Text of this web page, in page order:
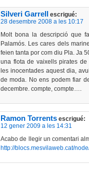
Silveri Garrell escrigué:
28 desembre 2008 a les 10:17
Molt bona la descripció que
Palamós. Les cares dels
feien tanta por com diu Pla. Ja
una flota de vaixells pirates
les inocentades aquest dia,
de moda. No ens podem fiar
decembre. compte, compte….
Ramon Torrents escrigué:
12 gener 2009 a les 14:31
Acabo de llegir un comentari
http://blocs.mesvilaweb.cat/